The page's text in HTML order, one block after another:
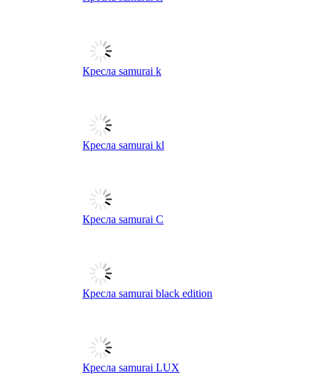
Кресла samurai k
Кресла samurai kl
Кресла samurai C
Кресла samurai black edition
Кресла samurai LUX